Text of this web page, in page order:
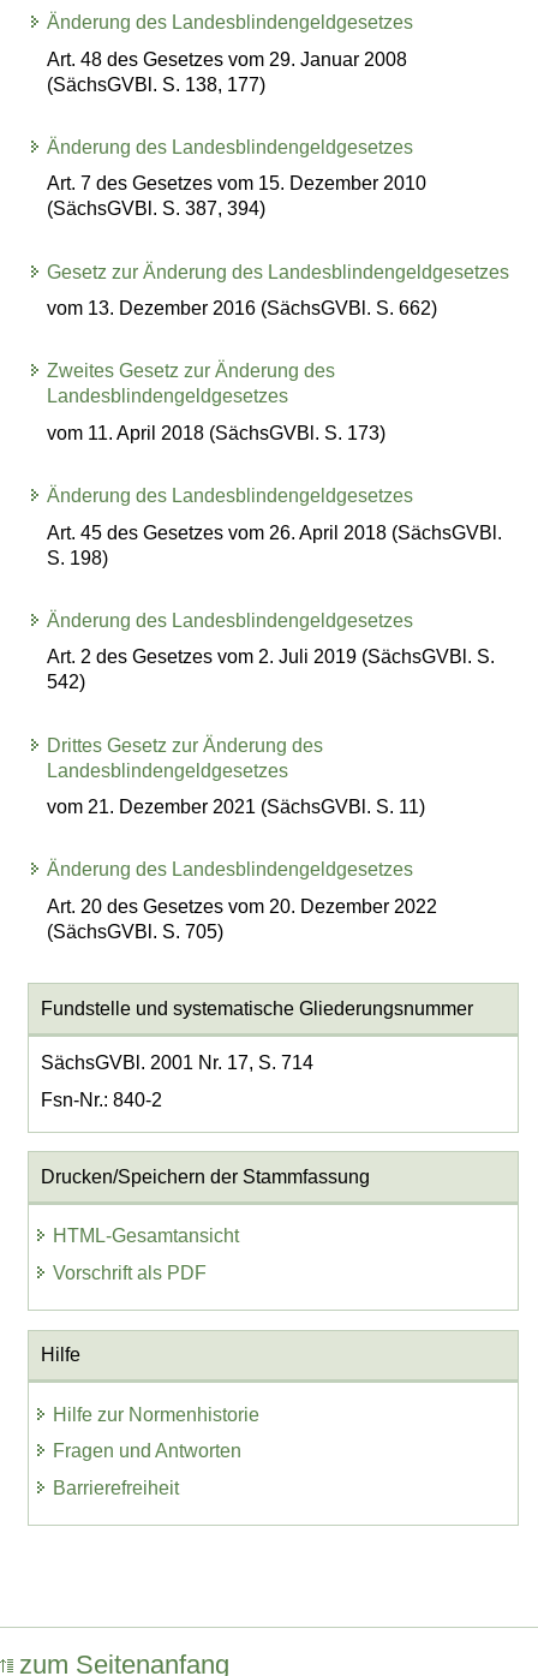
Änderung des Landesblindengeldgesetzes
Art. 48 des Gesetzes vom 29. Januar 2008
(SächsGVBl. S. 138, 177)
Änderung des Landesblindengeldgesetzes
Art. 7 des Gesetzes vom 15. Dezember 2010
(SächsGVBl. S. 387, 394)
Gesetz zur Änderung des Landesblindengeldgesetzes
vom 13. Dezember 2016 (SächsGVBl. S. 662)
Zweites Gesetz zur Änderung des
Landesblindengeldgesetzes
vom 11. April 2018 (SächsGVBl. S. 173)
Änderung des Landesblindengeldgesetzes
Art. 45 des Gesetzes vom 26. April 2018 (SächsGVBl.
S. 198)
Änderung des Landesblindengeldgesetzes
Art. 2 des Gesetzes vom 2. Juli 2019 (SächsGVBl. S.
542)
Drittes Gesetz zur Änderung des
Landesblindengeldgesetzes
vom 21. Dezember 2021 (SächsGVBl. S. 11)
Änderung des Landesblindengeldgesetzes
Art. 20 des Gesetzes vom 20. Dezember 2022
(SächsGVBl. S. 705)
Fundstelle und systematische Gliederungsnummer
SächsGVBl. 2001 Nr. 17, S. 714
Fsn-Nr.: 840-2
Drucken/Speichern der Stammfassung
HTML-Gesamtansicht
Vorschrift als PDF
Hilfe
Hilfe zur Normenhistorie
Fragen und Antworten
Barrierefreiheit
zum Seitenanfang